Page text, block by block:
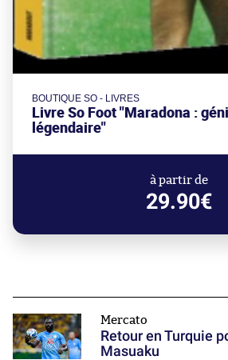
BOUTIQUE SO - LIVRES
Livre So Foot "Maradona :
légendaire"
à partir de
29.90€
Mercato
Retour en Turquie
Masuaku